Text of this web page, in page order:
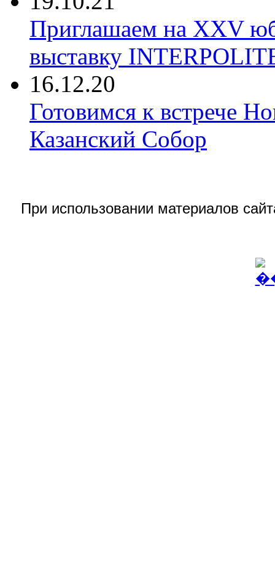
Приглашаем на XXV
выставку
16.12.20
Готовимся к встрече
Казанский Собор
При использовании материалов